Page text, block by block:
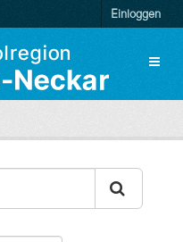
Einloggen